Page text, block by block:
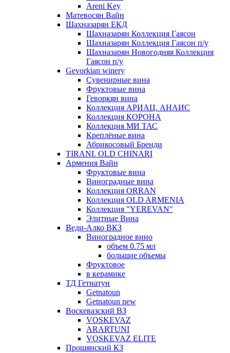
Areni Key
Матевосян Вайн
Шахназарян ЕКД
Шахназарян Коллекция Гаясон
Шахназарян Коллекция Гаясон п/у
Шахназарян Новогодняя Коллекция
Гаясон п/у
Gevorkian winery
Сувенирные вина
Фруктовые вина
Геворкян вина
Коллекция АРИАЦ. АНАИС
Коллекция КОРОНА
Коллекция МИ ТАС
Креплёные вина
Абрикосовый Бренди
TIRANI. OLD CHINARI
Армения Вайн
Фруктовые вина
Виноградные вина
Коллекция ORRAN
Коллекция OLD ARMENIA
Коллекция "YEREVAN"
Элитные Вина
Веди-Алко ВКЗ
Виноградное вино
объем 0.75 мл
большие объемы
Фруктовое
в керамике
ТД Гетнатун
Getnatoun
Getnatoun new
Воскевазский ВЗ
VOSKEVAZ
ARARTUNI
VOSKEVAZ ELITE
Прошянский КЗ